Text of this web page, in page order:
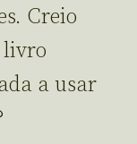
Creio
livro
a usar